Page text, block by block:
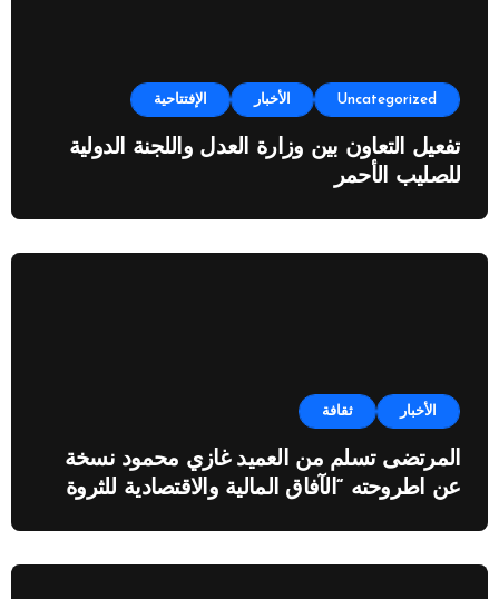
Uncategorized الأخبار الإفتتاحية
تفعيل التعاون بين وزارة العدل واللجنة الدولية
للصليب الأحمر
الأخبار ثقافة
المرتضى تسلم من العميد غازي محمود نسخة
عن اطروحته “الآفاق المالية والاقتصادية للثروة